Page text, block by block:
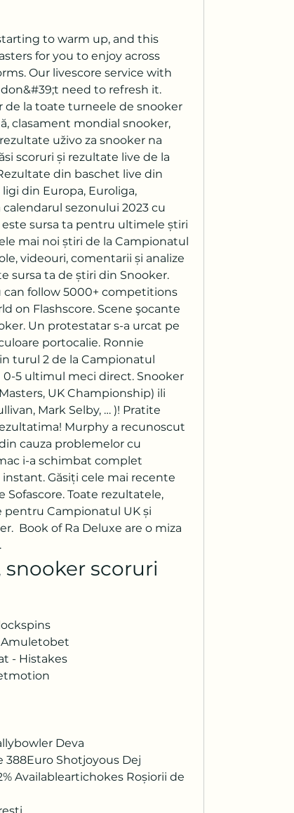
to warm up, and this
for you to enjoy across
Our livescore service with
need to refresh it.
la toate turneele de snooker
clasament mondial snooker,
uživo za snooker na
scoruri și rezultate live de la
din baschet live din
ligi din Europa, Euroliga,
sezonului 2023 cu
sursa ta pentru ultimele știri
mai noi știri de la Campionatul
videouri, comentarii și analize
sursa ta de știri din Snooker.
can follow 5000+ competitions
on Flashscore. Scene şocante
Un protestatar s-a urcat pe
portocalie. Ronnie
turul 2 de la Campionatul
0-5 ultimul meci direct. Snooker
UK Championship) ili
Mark Selby, … )! Pratite
Murphy a recunoscut
cauza problemelor cu
i-a schimbat complet
Găsiți cele mai recente
Toate rezultatele,
pentru Campionatul UK și
Book of Ra Deluxe are o miza
snooker scoruri
Amuletobet
- Histakes
Deva
388Euro Shotjoyous Dej
Availableartichokes Roșiorii de